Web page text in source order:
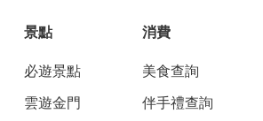
之優美，享用在地特色早點、全新
景點
必遊景點
雲遊金門
消費
美食查詢
伴手禮查詢